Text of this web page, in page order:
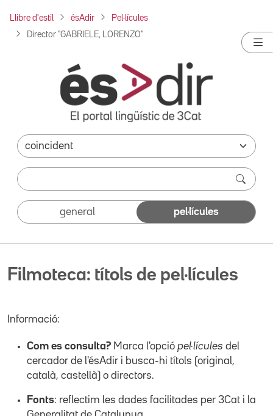
Llibre d'estil ésAdir Pel·lícules
Director "GABRIELE, LORENZO"
general pel·lícules
Filmoteca: títols de pel·lícules
Informació:
Com es consulta? Marca l'opció pel·lícules del
cercador de l'ésAdir i busca-hi títols (original,
català, castellà) o directors.
Fonts: reflectim les dades facilitades per 3Cat i la